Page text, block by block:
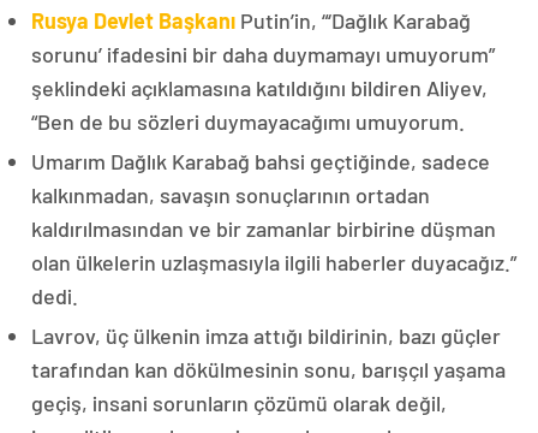
Rusya Devlet Başkanı Putin’in, “‘Dağlık Karabağ
sorunu’ ifadesini bir daha duymamayı umuyorum”
şeklindeki açıklamasına katıldığını bildiren Aliyev,
“Ben de bu sözleri duymayacağımı umuyorum.
Umarım Dağlık Karabağ bahsi geçtiğinde, sadece
kalkınmadan, savaşın sonuçlarının ortadan
kaldırılmasından ve bir zamanlar birbirine düşman
olan ülkelerin uzlaşmasıyla ilgili haberler duyacağız.”
dedi.
Lavrov, üç ülkenin imza attığı bildirinin, bazı güçler
tarafından kan dökülmesinin sonu, barışçıl yaşama
geçiş, insani sorunların çözümü olarak değil,